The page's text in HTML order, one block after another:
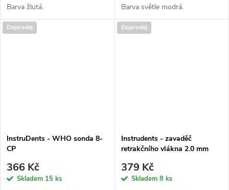
Barva žlutá. Barva světle modrá.
Doprodej
InstruDents - WHO sonda 8-
CP
366 Kč
Skladem 15 ks
Doprodej
Instrudents - zavaděč
retrakčního vlákna 2.0 mm
379 Kč
Skladem 8 ks